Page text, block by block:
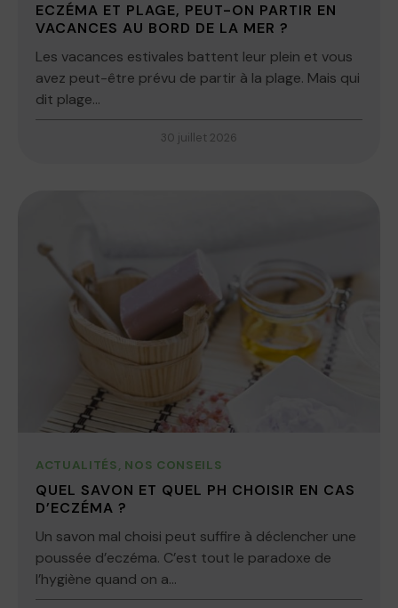
ECZÉMA ET PLAGE, PEUT-ON PARTIR EN
VACANCES AU BORD DE LA MER ?
Les vacances estivales battent leur plein et vous
avez peut-être prévu de partir à la plage. Mais qui
dit plage...
30 juillet 2026
ACTUALITÉS, NOS CONSEILS
QUEL SAVON ET QUEL PH CHOISIR EN CAS
D’ECZÉMA ?
Un savon mal choisi peut suffire à déclencher une
poussée d’eczéma. C’est tout le paradoxe de
l’hygiène quand on a...